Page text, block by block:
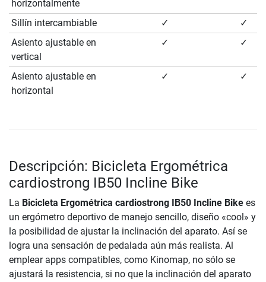
horizontalmente
Sillín intercambiable ✓
✓
Asiento ajustable en
vertical
✓ ✓
Asiento ajustable en
horizontal
✓ ✓
Descripción: Bicicleta Ergométrica
cardiostrong IB50 Incline Bike
La Bicicleta Ergométrica cardiostrong IB50 Incline Bike es
un ergómetro deportivo de manejo sencillo, diseño «cool» y
la posibilidad de ajustar la inclinación del aparato. Así se
logra una sensación de pedalada aún más realista. Al
emplear apps compatibles, como Kinomap, no sólo se
ajustará la resistencia, si no que la inclinación del aparato